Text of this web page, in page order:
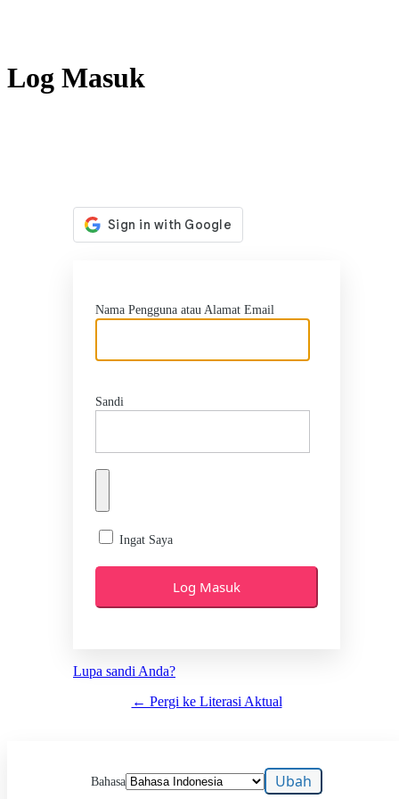
Log Masuk
Nama Pengguna atau Alamat Email
Sandi
Ingat Saya
Lupa sandi Anda?
← Pergi ke Literasi Aktual
Bahasa